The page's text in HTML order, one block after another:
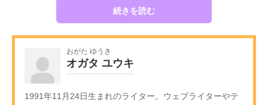
続きを読む
おがた ゆうき
オガタ ユウキ
1991年11月24日生まれのライター。ウェブライターやテ